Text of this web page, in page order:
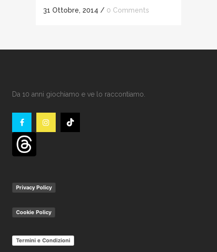
31 Ottobre, 2014 / 0 Comments
Da 10 anni giochiamo e ve lo raccontiamo.
Privacy Policy
Cookie Policy
Termini e Condizioni